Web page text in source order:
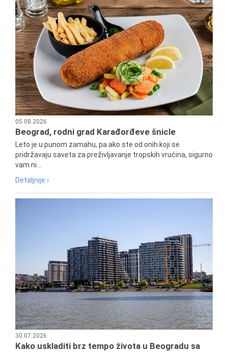
05.08.2026
Beograd, rodni grad Karađorđeve šnicle
Leto je u punom zamahu, pa ako ste od onih koji se
pridržavaju saveta za preživljavanje tropskih vrućina, sigurno
vam ni...
Detaljnije ›
30.07.2026
Kako uskladiti brz tempo života u Beogradu sa